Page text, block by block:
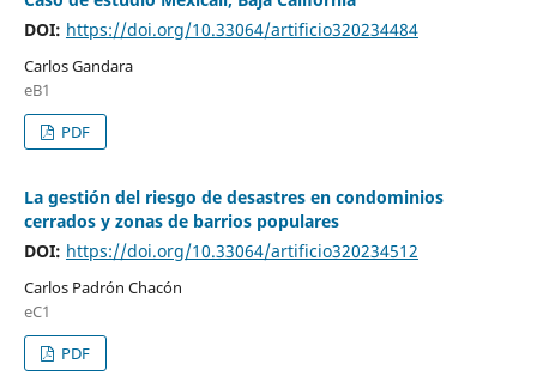
DOI: https://doi.org/10.33064/artificio320234484
Carlos Gandara
eB1
PDF
La gestión del riesgo de desastres en condominios
cerrados y zonas de barrios populares
DOI: https://doi.org/10.33064/artificio320234512
Carlos Padrón Chacón
eC1
PDF